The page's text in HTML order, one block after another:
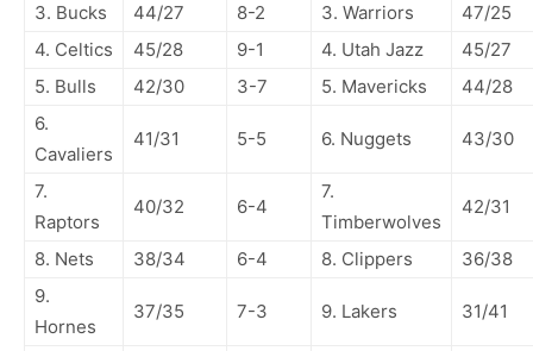
3. Bucks
44/27 8-2 3. Warriors
47/25
4. Celtics
45/28 9-1 4. Utah Jazz
45/27
5. Bulls
42/30 3-7 5. Mavericks
44/28
6.
Cavaliers
41/31 5-5 6. Nuggets 43/30
7.
Raptors
40/32 6-4
7.
Timberwolves
42/31
8. Nets 38/34 6-4 8. Clippers
36/38
9.
Hornes
37/35 7-3 9. Lakers 31/41